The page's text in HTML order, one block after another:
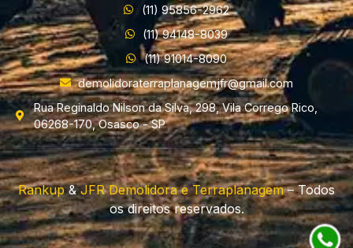
(11) 95856-2962
(11) 94148-8039
(11) 91014-8090
demolidoraterraplanagemjfr@gmail.com
Rua Reginaldo Nilson da Silva, 298, Vila Corrego Rico,
06268-170, Osasco - SP
Rankup&JFR Demolidora e Terraplanagem– Todos
os direitos reservados.